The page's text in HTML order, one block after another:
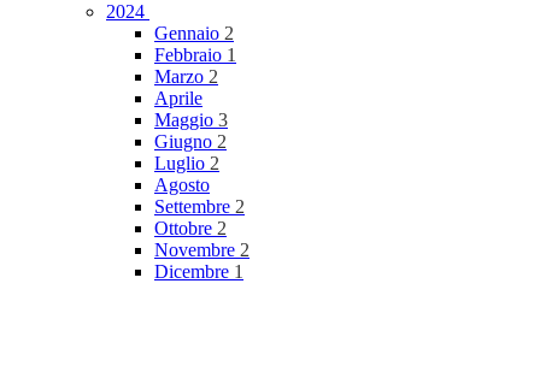
2024
Gennaio 2
Febbraio 1
Marzo 2
Aprile
Maggio 3
Giugno 2
Luglio 2
Agosto
Settembre 2
Ottobre 2
Novembre 2
Dicembre 1